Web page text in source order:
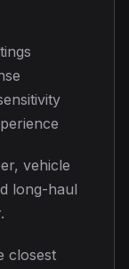
vehicle
long-haul
closest